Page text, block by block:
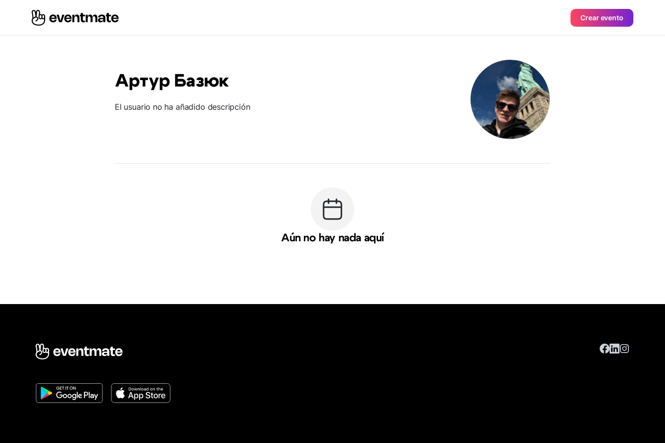
Crear evento
Артур Базюк
El usuario no ha añadido descripción
Aún no hay nada aquí